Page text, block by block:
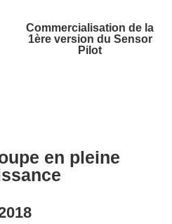
Commercialisation de la
1ère version du Sensor
Pilot
en pleine